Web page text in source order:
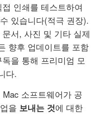
인쇄를 테스트하여
있습니다(적극 권장).
서, 사진 및 기타 실제
향후 업데이트를 포함
을 통해 프리미엄 모
다.
소프트웨어가 공
을 보내는 것에 대한